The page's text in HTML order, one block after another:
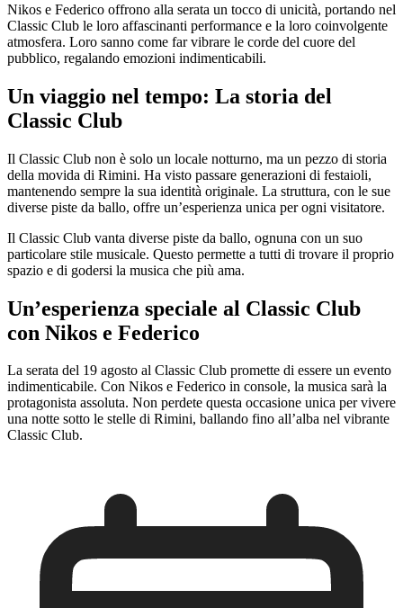
Nikos e Federico offrono alla serata un tocco di unicità, portando nel
Classic Club le loro affascinanti performance e la loro coinvolgente
atmosfera. Loro sanno come far vibrare le corde del cuore del
pubblico, regalando emozioni indimenticabili.
Un viaggio nel tempo: La storia del
Classic Club
Il Classic Club non è solo un locale notturno, ma un pezzo di storia
della movida di Rimini. Ha visto passare generazioni di festaioli,
mantenendo sempre la sua identità originale. La struttura, con le sue
diverse piste da ballo, offre un’esperienza unica per ogni visitatore.
Il Classic Club vanta diverse piste da ballo, ognuna con un suo
particolare stile musicale. Questo permette a tutti di trovare il proprio
spazio e di godersi la musica che più ama.
Un’esperienza speciale al Classic Club
con Nikos e Federico
La serata del 19 agosto al Classic Club promette di essere un evento
indimenticabile. Con Nikos e Federico in console, la musica sarà la
protagonista assoluta. Non perdete questa occasione unica per vivere
una notte sotto le stelle di Rimini, ballando fino all’alba nel vibrante
Classic Club.